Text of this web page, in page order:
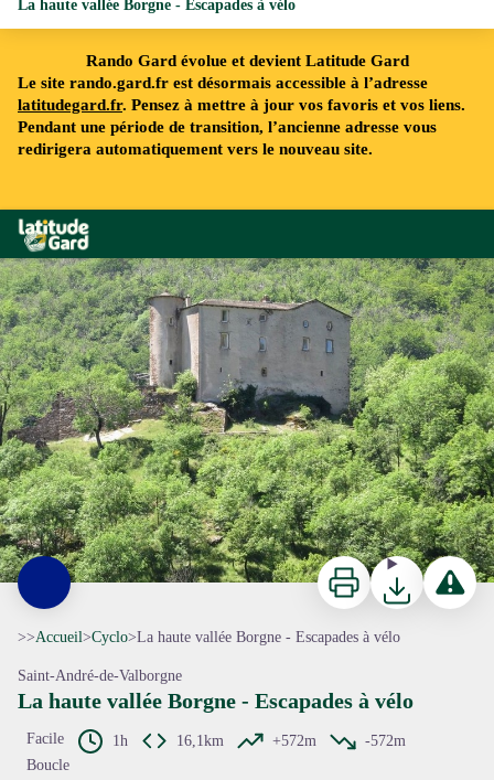
Rando Gard évolue et devient Latitude Gard
Le site rando.gard.fr est désormais accessible à l’adresse
latitudegard.fr. Pensez à mettre à jour vos favoris et vos liens.
Pendant une période de transition, l’ancienne adresse vous
redirigera automatiquement vers le nouveau site.
Rando Gard
La haute vallée Borgne - Escapades à vélo
ImprimerTéléchargerSignaler
>>Accueil>Cyclo>La haute vallée Borgne - Escapades à vélo
Saint-André-de-Valborgne
La haute vallée Borgne - Escapades à vélo
Facile 1h 16,1km +572m
-572m
Boucle